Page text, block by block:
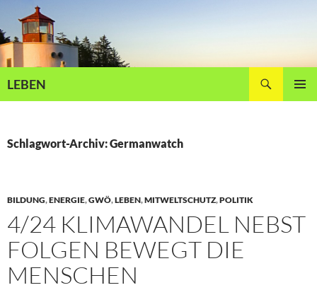
Inhalt
springen
LEBEN
Schlagwort-Archiv: Germanwatch
BILDUNG,ENERGIE,GWÖ,LEBEN,MITWELTSCHUTZ,POLITIK
4/24 KLIMAWANDEL NEBST
FOLGEN BEWEGT DIE
MENSCHEN